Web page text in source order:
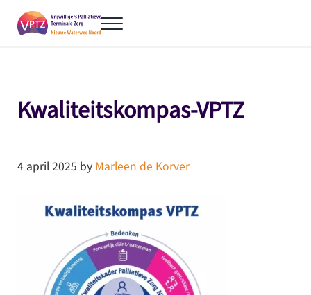
Door naar de hoofd inhoud
Skip to header right navigation
Skip to site footer
Menu
Kwaliteitskompas-VPTZ
4 april 2025 by Marleen de Korver